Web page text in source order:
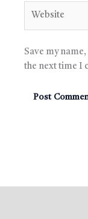
Save my
the next time I